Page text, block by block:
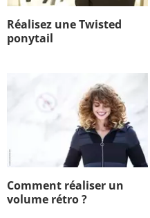
Réalisez une Twisted
ponytail
Comment réaliser un
volume rétro ?